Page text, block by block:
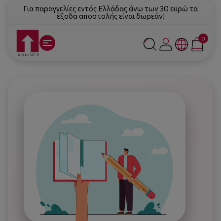
Για παραγγελίες εντός Ελλάδας άνω των 30 ευρώ τα
έξοδα αποστολής είναι δωρεάν!
0